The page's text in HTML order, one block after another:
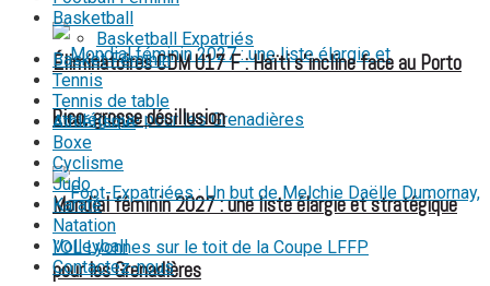
Mondial féminin 2027 : une liste élargie et stratégique
pour les Grenadières
Éliminatoires CDM U17 F : Haïti s’incline face au Porto
Rico, grosse désillusion
Basketball
Basketball Expatriés
Basket Féminin
Tennis
Tennis de table
Athlétisme
Boxe
Cyclisme
Judo
Karaté
Natation
Volleyball
Contactez-nous